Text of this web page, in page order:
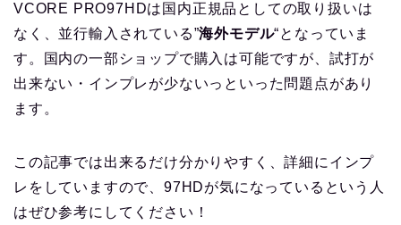
VCORE PRO97HDは国内正規品としての取り扱いは
なく、並行輸入されている”海外モデル“となっていま
す。国内の一部ショップで購入は可能ですが、試打が
出来ない・インプレが少ないっといった問題点があり
ます。
この記事では出来るだけ分かりやすく、詳細にインプ
レをしていますので、97HDが気になっているという人
はぜひ参考にしてください！